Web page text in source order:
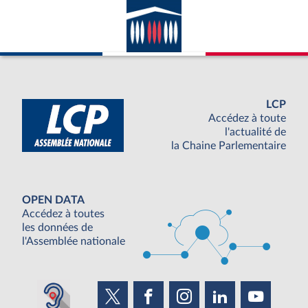
considéré à l’ONU.
LCP
Accédez à toute
l'actualité de
la Chaine Parlementaire
OPEN DATA
Accédez à toutes
les données de
l'Assemblée nationale